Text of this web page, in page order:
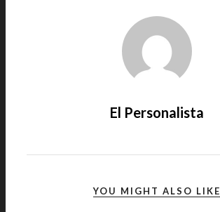
El Personalista
YOU MIGHT ALSO LIKE